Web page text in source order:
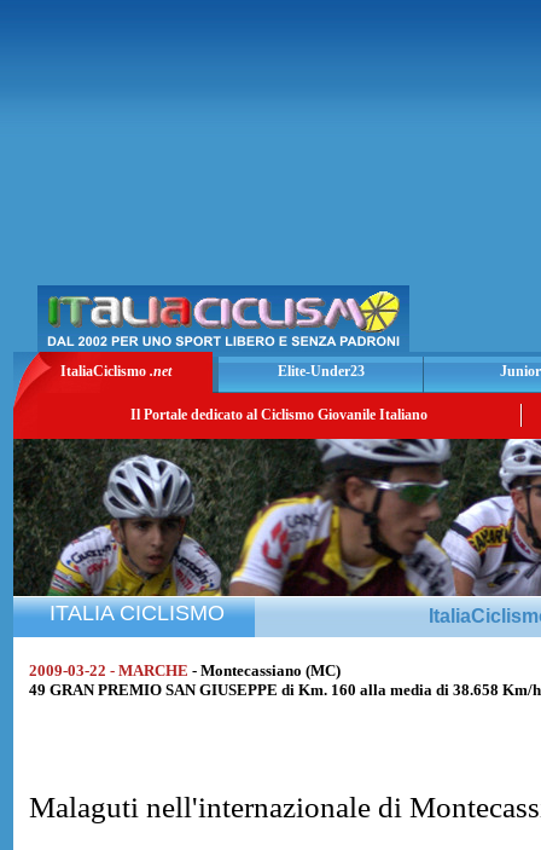
ItaliaCiclismo .net Elite-Under23
Il Portale dedicato al Ciclismo Giovanile Italiano
ITALIA CICLISMO
2009-03-22 - MARCHE - Montecassiano (MC)
49 GRAN PREMIO SAN GIUSEPPE di Km. 160 alla media di 38.658 Km/h
Malaguti nell'internazionale di